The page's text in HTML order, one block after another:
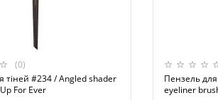
(0)
тіней #234 / Angled shader
For Ever
Пензель
eyeliner